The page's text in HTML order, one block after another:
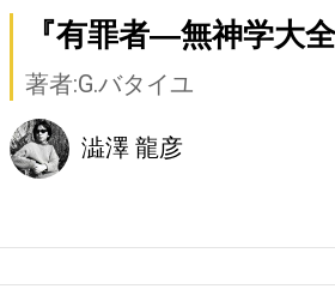
『有罪者―無神学大
著者:G.バタイユ
澁澤 龍彦